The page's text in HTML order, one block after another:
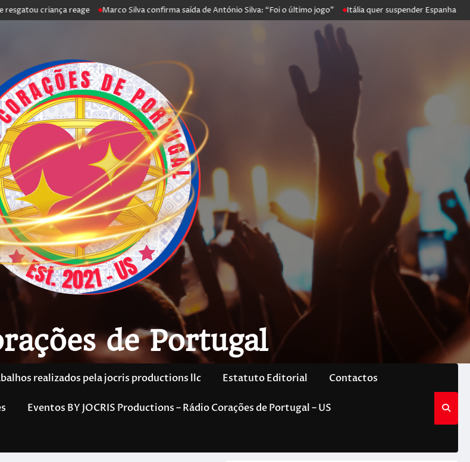
criança reage Marco Silva confirma saída de António Silva: “Foi o último jogo” Itália quer suspender Espanha de
de Portugal
realizados pela jocris productions llc Estatuto Editorial Contactos
Eventos BY JOCRIS Productions – Rádio Corações de Portugal – US